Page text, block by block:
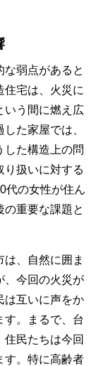
弱点があると
住宅は、火災に
いう間に燃え広
た家屋では、
した構造上の問
り扱いに対する
代の女性が住ん
重要な課題と
、自然に囲ま
、今回の火災が
は互いに声をか
す。まるで、台
住民たちは今回
す。特に高齢者